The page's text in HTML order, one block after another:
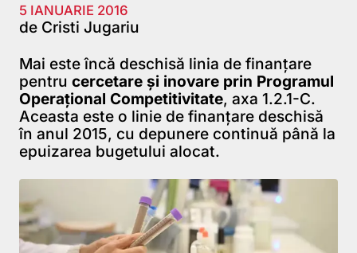
5 IANUARIE 2016
de Cristi Jugariu
Mai este încă deschisă linia de finanțare
pentru cercetare și inovare prin Programul
Operațional Competitivitate, axa 1.2.1-C.
Aceasta este o linie de finanțare deschisă
în anul 2015, cu depunere continuă până la
epuizarea bugetului alocat.